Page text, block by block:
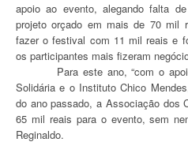
apoio ao evento, alegando falta
projeto orçado em mais de 70 mil
fazer o festival com 11 mil reais e
os participantes mais fizeram
Para este ano, “com o apoio
Solidária e o Instituto Chico
do ano passado, a Associação dos
65 mil reais para o evento, sem
Reginaldo.